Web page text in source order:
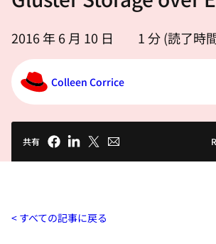
2016 年 6 月 10 日 1分 (読了時
Colleen Corrice
共有
すべての記事に戻る